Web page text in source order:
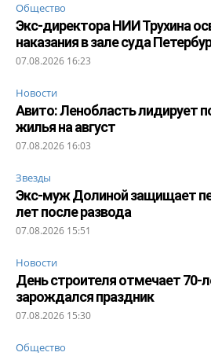
Общество
Экс-директора НИИ Трухина
наказания в зале суда
07.08.2026 16:23
Новости
Авито: Ленобласть лидирует
жилья на август
07.08.2026 16:03
Звезды
Экс-муж Долиной защищает
лет после развода
07.08.2026 15:51
Новости
День строителя отмечает 70-
зарождался праздник
07.08.2026 15:30
Общество